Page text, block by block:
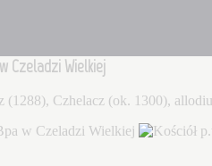
Czeladzi Wielkiej
(1288), Czhelacz (ok. 1300),